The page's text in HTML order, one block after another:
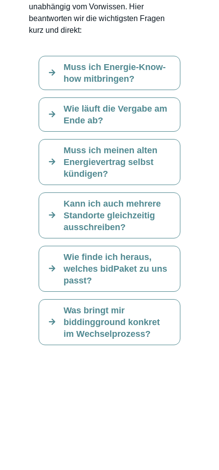
unabhängig vom Vorwissen. Hier
beantworten wir die wichtigsten Fragen
kurz und direkt:
Muss ich Energie-Know-
how mitbringen?
Wie läuft die Vergabe am
Ende ab?
Muss ich meinen alten
Energievertrag selbst
kündigen?
Kann ich auch mehrere
Standorte gleichzeitig
ausschreiben?
Wie finde ich heraus,
welches bidPaket zu uns
passt?
Was bringt mir
biddingground konkret
im Wechselprozess?